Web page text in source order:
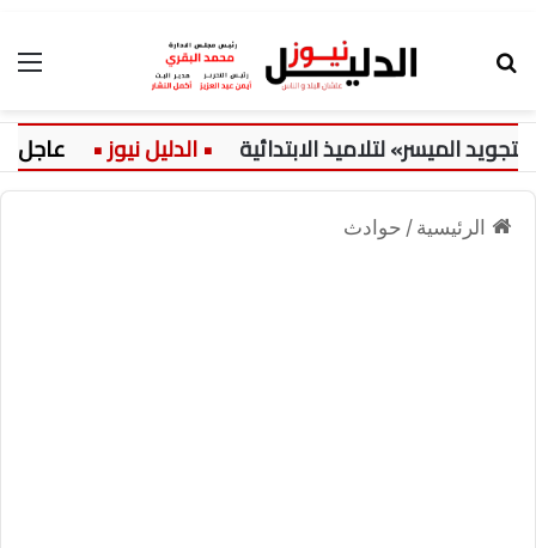
الميسر» لتلاميذ الابتدائية عاجل:
الرئيسية / حوادث